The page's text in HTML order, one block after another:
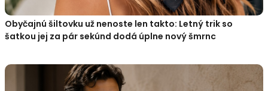
Obyčajnú šiltovku už nenoste len takto: Letný trik so
šatkou jej za pár sekúnd dodá úplne nový šmrnc